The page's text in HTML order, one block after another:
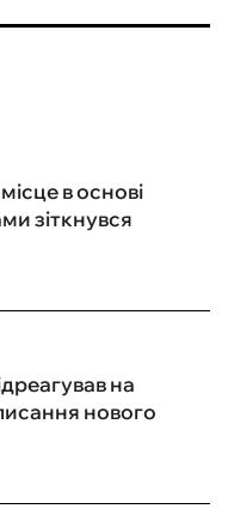
в основі
зіткнувся
на
нового